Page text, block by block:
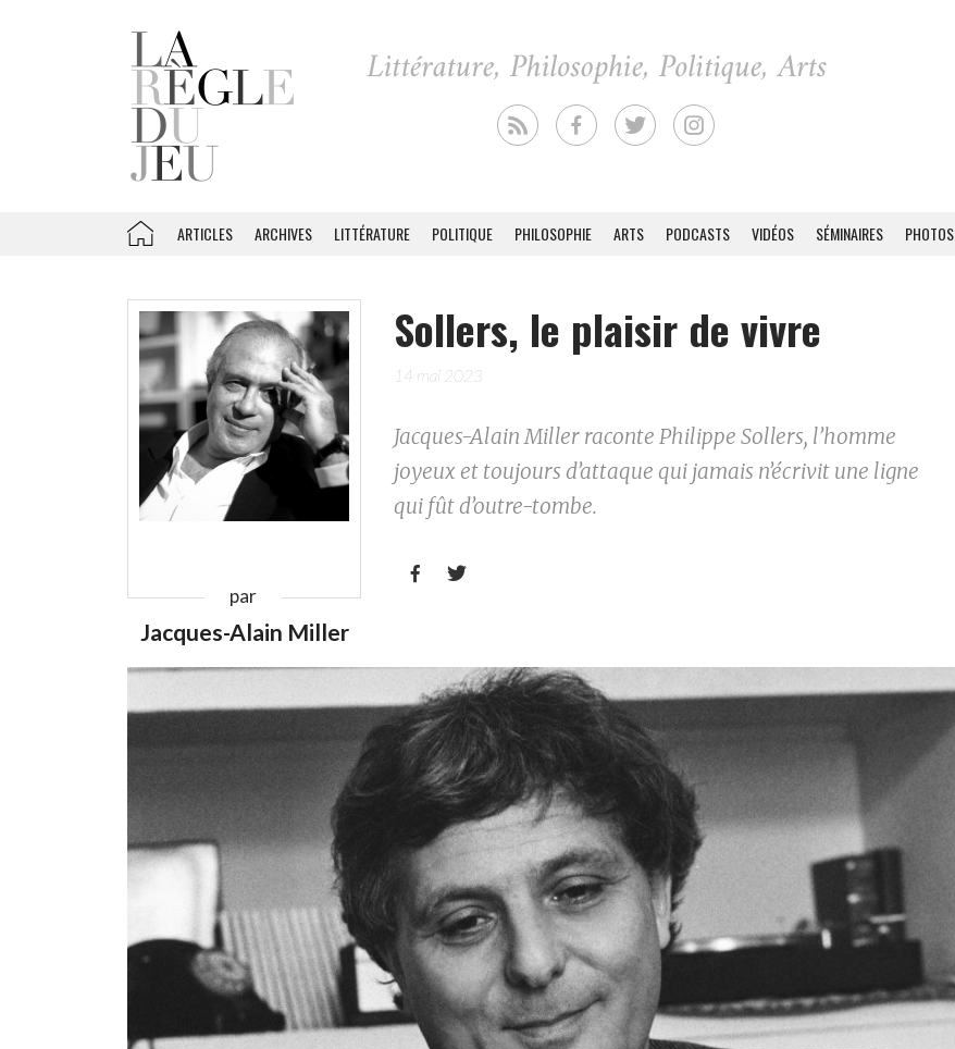
ARTICLES ARCHIVES LITTÉRATURE POLITIQUE PHILOSOPHIE ARTS PODCASTS VIDÉOS SÉMINAIRES PHOTOS
par
Jacques-Alain Miller
Sollers, le plaisir de vivre
14 mai 2023
Jacques-Alain Miller raconte Philippe Sollers, l’homme
joyeux et toujours d’attaque qui jamais n’écrivit une ligne
qui fût d’outre-tombe.
 